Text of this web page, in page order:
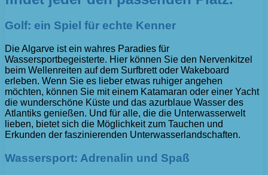
Golf: ein Spiel für echte Kenner
Die Algarve ist ein wahres Paradies für
Wassersportbegeisterte. Hier können Sie den Nervenkitzel
beim Wellenreiten auf dem Surfbrett oder Wakeboard
erleben. Wenn Sie es lieber etwas ruhiger angehen
möchten, können Sie mit einem Katamaran oder einer Yacht
die wunderschöne Küste und das azurblaue Wasser des
Atlantiks genießen. Und für alle, die die Unterwasserwelt
lieben, bietet sich die Möglichkeit zum Tauchen und
Erkunden der faszinierenden Unterwasserlandschaften.
Wassersport: Adrenalin und Spaß